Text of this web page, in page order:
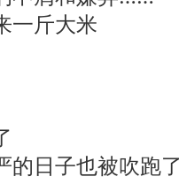
一斤大米
的日子也被吹跑